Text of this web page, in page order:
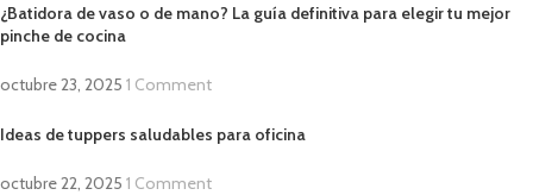
¿Batidora de vaso o de mano? La guía definitiva para elegir tu mejor
pinche de cocina
octubre 23, 2025 1 Comment
Ideas de tuppers saludables para oficina
octubre 22, 2025 1 Comment